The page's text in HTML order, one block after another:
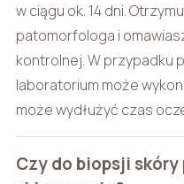
w ciągu ok. 14 dni.
patomorfologa i
kontrolnej. W przypadku
laboratorium może
może wydłużyć czas
Czy do biopsji